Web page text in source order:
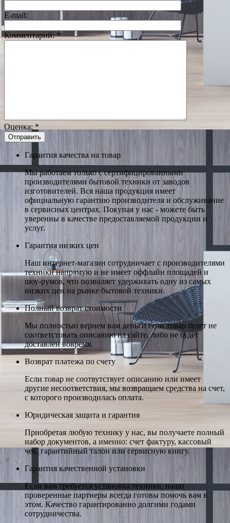
E-mail:
Комментарий:*
Оценка: *
Гарантия качества на товар
Мы работаем только с сертифицированными
производителями бытовой техники от заводов
изготовителей. Вся наша продукция имеет
официальную гарантию производителя и обслуживание
в сервисных центрах. Покупая у нас - можете быть
уверенны в качестве предоставляемой продукции и
услуг.
Гарантия низких цен
Наш интернет-магазин сотрудничает с производителями
техники напрямую и не имеет оффлайн площадей и
шоу-румов, что позволяет удерживать одну из самых
низких цен на рынке бытовой техники.
Полный возврат стоимости
Мы полностью вернем вам деньги если товар будет не
соответстовать описанию на сайте, либо не будет
доставлен вовремя.
Возврат платежа по счету
Если товар не соотвутствует описанию или имеет
другие несоответствия, мы возвращаем средства на счет,
с которого производилась оплата.
Юридическая защита и гарантия
Приобретая любую технику у нас, вы получаете полный
набор документов, а именно: счет фактуру, кассовый
чек, гарантийный талон или сервисную книгу.
Гарантия качественной установки
Если вам требуется установка техники, наши
проверенные партнеры всегда готовы помочь вам в
этом. Качество гарантированно долгими годами
сотрудничества.